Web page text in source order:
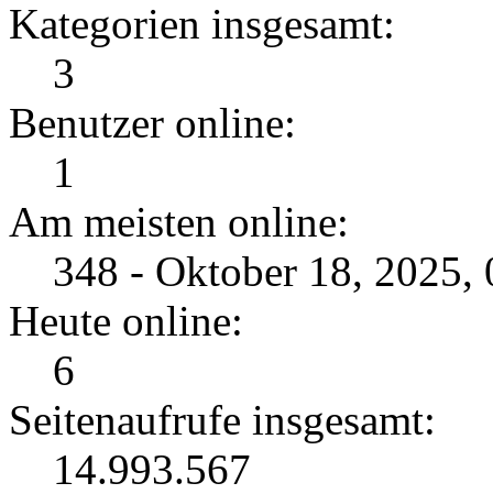
Kategorien insgesamt:
3
Benutzer online:
1
Am meisten online:
348 - Oktober 18, 2025,
Heute online:
6
Seitenaufrufe insgesamt:
14.993.567